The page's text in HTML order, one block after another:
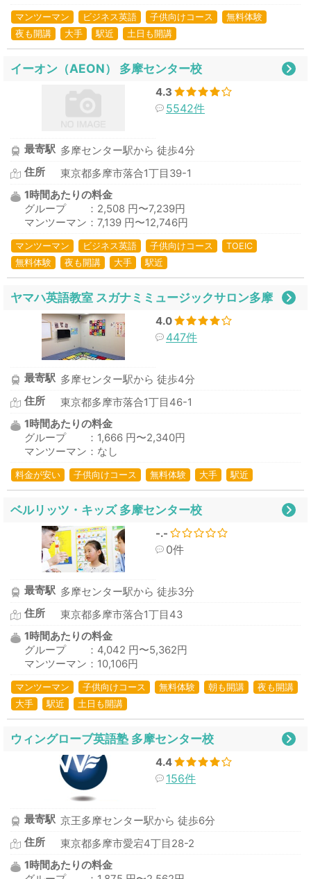
マンツーマン ビジネス英語 子供向けコース
無料体験
夜も開講
大手 駅近 土日も開講
イーオン（AEON） 多摩センター校
4.3
5542件
最寄駅 多摩センター駅から 徒歩4分
住所
東京都多摩市落合1丁目39-1
1時間あたりの料金
グループ ：2,508 円〜7,239円
マンツーマン：7,139 円〜12,746円
マンツーマン ビジネス英語 子供向けコース
TOEIC
無料体験
夜も開講 大手 駅近
ヤマハ英語教室 スガナミミュージックサロン多摩
4.0
447件
最寄駅 多摩センター駅から 徒歩4分
住所
東京都多摩市落合1丁目46-1
1時間あたりの料金
グループ ：1,666 円〜2,340円
マンツーマン：なし
料金が安い 子供向けコース 無料体験 大手 駅近
ベルリッツ・キッズ 多摩センター校
-.-
0件
最寄駅 多摩センター駅から 徒歩3分
住所
東京都多摩市落合1丁目43
1時間あたりの料金
グループ ：4,042 円〜5,362円
マンツーマン：10,106円
マンツーマン 子供向けコース 無料体験 朝も開講
夜も開講
大手
駅近 土日も開講
ウィングローブ英語塾 多摩センター校
4.4
156件
最寄駅 京王多摩センター駅から 徒歩6分
住所
東京都多摩市愛宕4丁目28-2
1時間あたりの料金